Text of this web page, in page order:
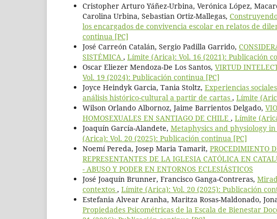
Cristopher Arturo Yáñez-Urbina, Verónica López,
Carolina Urbina, Sebastian Ortiz-Mallegas,
los encargados de convivencia escolar en relatos de
continua [PC]
José Carreón Catalán, Sergio Padilla Garrido,
SISTÉMICA , Límite (Arica): Vol. 16 (2021): Publicación
Oscar Eliezer Mendoza-De Los Santos, VIRTUD
Vol. 19 (2024): Publicación continua [PC]
Joyce Heindyk Garcia, Tania Stoltz, Experiencias
análisis histórico-cultural a partir de cartas , Límite
Wilson Orlando Albornoz, Jaime Barrientos Delgado,
HOMOSEXUALES EN SANTIAGO DE CHILE , Límite
Joaquín García-Alandete, Metaphysics and physiology
(Arica): Vol. 20 (2025): Publicación continua [PC]
Noemí Pereda, Josep Maria Tamarit, PROCEDIMIENTO
REPRESENTANTES DE LA IGLESIA CATÓLICA EN
- ABUSO Y PODER EN ENTORNOS ECLESIÁSTICOS
José Joaquín Brunner, Francisco Ganga-Contreras,
contextos , Límite (Arica): Vol. 20 (2025): Publicación
Estefania Alvear Aranha, Maritza Rosas-Maldonado,
Propiedades Psicométricas de la Escala de Bienestar